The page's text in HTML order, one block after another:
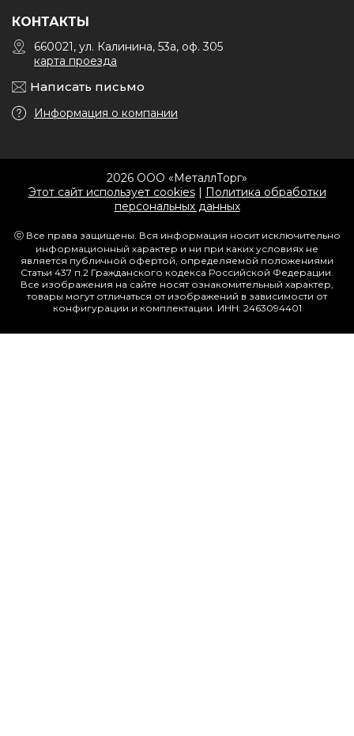
КОНТАКТЫ
660021, ул. Калинина, 53а, оф. 305
карта проезда
Написать письмо
Информация о компании
2026 ООО «МеталлТорг»
Этот сайт использует cookies| Политика обработки
персональных данных
ⓒ Все права защищены. Вся информация носит исключительно
информационный характер и ни при каких условиях не
является публичной офертой, определяемой положениями
Статьи 437 п.2 Гражданского кодекса Российской Федерации.
Все изображения на сайте носят ознакомительный характер,
товары могут отличаться от изображений в зависимости от
конфигурации и комплектации. ИНН: 2463094401